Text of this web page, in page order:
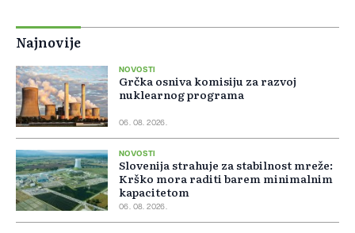
Najnovije
NOVOSTI
Grčka osniva komisiju za razvoj
nuklearnog programa
06. 08. 2026.
NOVOSTI
Slovenija strahuje za stabilnost mreže:
Krško mora raditi barem minimalnim
kapacitetom
06. 08. 2026.